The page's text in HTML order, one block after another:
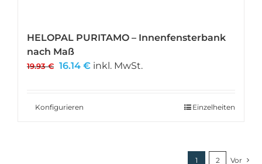
HELOPAL PURITAMO – Innenfensterbank
nach Maß
19.93€ Ursprünglicher
19.93 €
16.14 €Aktueller
inkl. MwSt.
Konfigurieren Einzelheiten
1 2 Vor